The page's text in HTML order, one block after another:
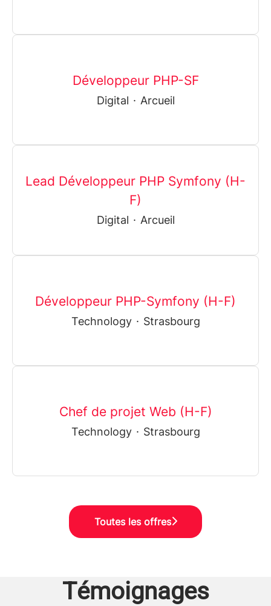
Développeur PHP-SF
Digital · Arcueil
Lead Développeur PHP Symfony (H-
F)
Digital · Arcueil
Développeur PHP-Symfony (H-F)
Technology · Strasbourg
Chef de projet Web (H-F)
Technology · Strasbourg
Toutes les offres
Témoignages